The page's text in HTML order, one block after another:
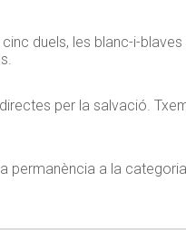
duels, les blanc-i-
per la salvació.
permanència a la